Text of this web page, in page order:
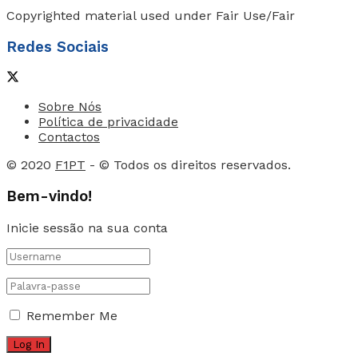
Copyrighted material used under Fair Use/Fair
Redes Sociais
Sobre Nós
Política de privacidade
Contactos
© 2020 F1PT - © Todos os direitos reservados.
Bem-vindo!
Inicie sessão na sua conta
Remember Me